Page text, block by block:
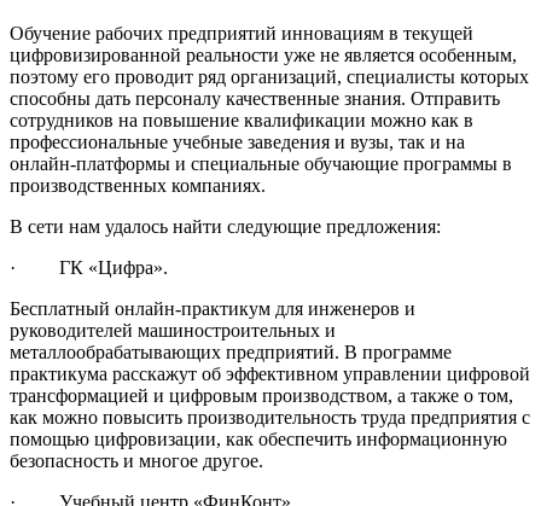
Обучение рабочих предприятий инновациям в текущей
цифровизированной реальности уже не является особенным,
поэтому его проводит ряд организаций, специалисты которых
способны дать персоналу качественные знания. Отправить
сотрудников на повышение квалификации можно как в
профессиональные учебные заведения и вузы, так и на
онлайн-платформы и специальные обучающие программы в
производственных компаниях.
В сети нам удалось найти следующие предложения:
· ГК «Цифра».
Бесплатный онлайн-практикум для инженеров и
руководителей машиностроительных и
металлообрабатывающих предприятий. В программе
практикума расскажут об эффективном управлении цифровой
трансформацией и цифровым производством, а также о том,
как можно повысить производительность труда предприятия с
помощью цифровизации, как обеспечить информационную
безопасность и многое другое.